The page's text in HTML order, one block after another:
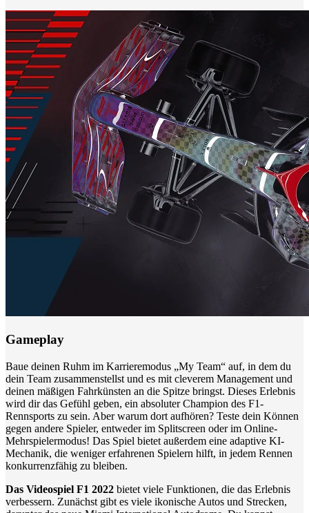
Gameplay
Baue deinen Ruhm im Karrieremodus „My Team“ auf, in dem du
dein Team zusammenstellst und es mit cleverem Management und
deinen mäßigen Fahrkünsten an die Spitze bringst. Dieses Erlebnis
wird dir das Gefühl geben, ein absoluter Champion des F1-
Rennsports zu sein. Aber warum dort aufhören? Teste dein Können
gegen andere Spieler, entweder im Splitscreen oder im Online-
Mehrspielermodus! Das Spiel bietet außerdem eine adaptive KI-
Mechanik, die weniger erfahrenen Spielern hilft, in jedem Rennen
konkurrenzfähig zu bleiben.
Das Videospiel F1 2022 bietet viele Funktionen, die das Erlebnis
verbessern. Zunächst gibt es viele ikonische Autos und Strecken,